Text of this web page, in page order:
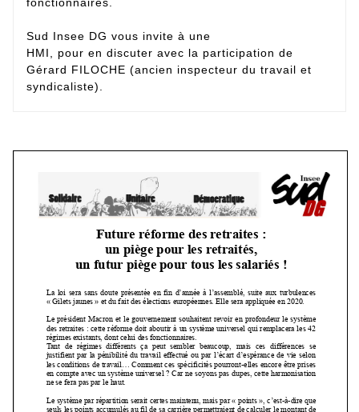
Sud Insee DG vous invite à une
HMI, pour en discuter avec la participation de
Gérard FILOCHE (ancien inspecteur du travail et
syndicaliste).